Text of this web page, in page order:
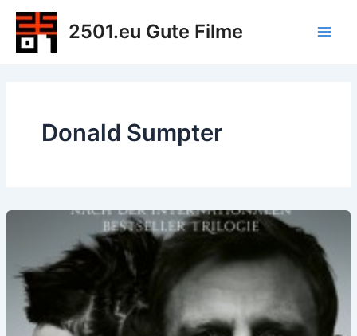
Zum
Inhalt
springen
2501.eu Gute Filme
Donald Sumpter